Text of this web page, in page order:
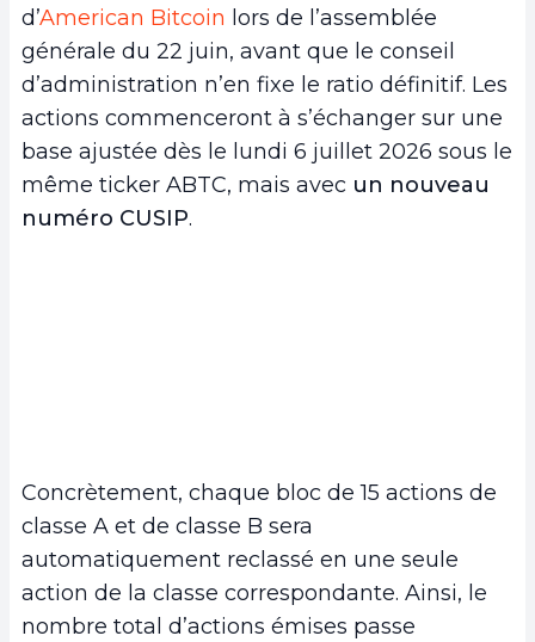
d’American Bitcoin lors de l’assemblée
générale du 22 juin, avant que le conseil
d’administration n’en fixe le ratio définitif. Les
actions commenceront à s’échanger sur une
base ajustée dès le lundi 6 juillet 2026 sous le
même ticker ABTC, mais avec un nouveau
numéro CUSIP.
Concrètement, chaque bloc de 15 actions de
classe A et de classe B sera
automatiquement reclassé en une seule
action de la classe correspondante. Ainsi, le
nombre total d’actions émises passe